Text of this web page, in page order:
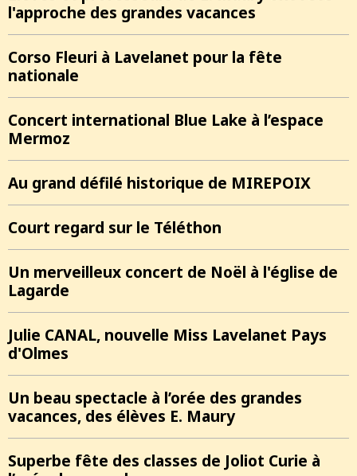
l'approche des grandes vacances
Corso Fleuri à Lavelanet pour la fête
nationale
Concert international Blue Lake à l’espace
Mermoz
Au grand défilé historique de MIREPOIX
Court regard sur le Téléthon
Un merveilleux concert de Noël à l'église de
Lagarde
Julie CANAL, nouvelle Miss Lavelanet Pays
d'Olmes
Un beau spectacle à l’orée des grandes
vacances, des élèves E. Maury
Superbe fête des classes de Joliot Curie à